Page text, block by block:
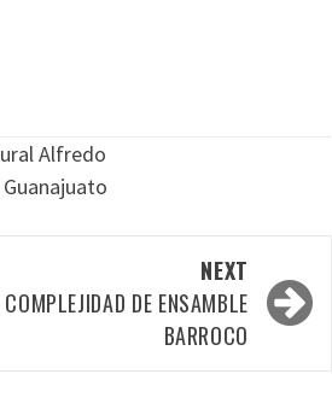
Alfredo
NEXT
DE ENSAMBLE
BARROCO